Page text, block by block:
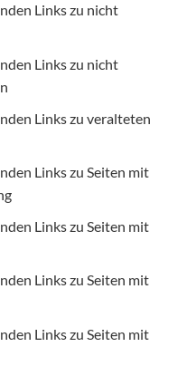
Links zu nicht
Links zu nicht
Links zu veralteten
Links zu Seiten mit
Links zu Seiten mit
Links zu Seiten mit
Links zu Seiten mit